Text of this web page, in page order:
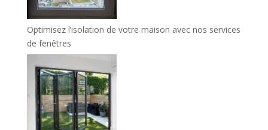
Optimisez l’isolation de votre maison avec nos services
de fenêtres